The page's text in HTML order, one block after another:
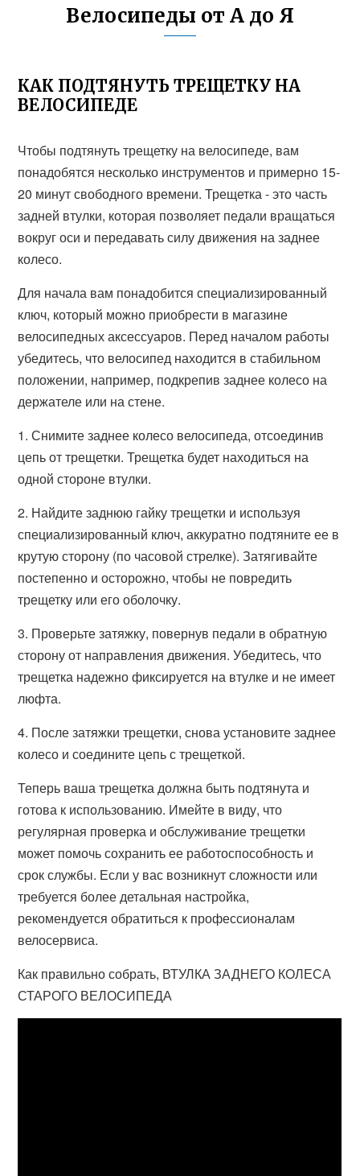
Велосипеды от А до Я
КАК ПОДТЯНУТЬ ТРЕЩЕТКУ НА
ВЕЛОСИПЕДЕ
Чтобы подтянуть трещетку на велосипеде, вам
понадобятся несколько инструментов и примерно 15-
20 минут свободного времени. Трещетка - это часть
задней втулки, которая позволяет педали вращаться
вокруг оси и передавать силу движения на заднее
колесо.
Для начала вам понадобится специализированный
ключ, который можно приобрести в магазине
велосипедных аксессуаров. Перед началом работы
убедитесь, что велосипед находится в стабильном
положении, например, подкрепив заднее колесо на
держателе или на стене.
1. Снимите заднее колесо велосипеда, отсоединив
цепь от трещетки. Трещетка будет находиться на
одной стороне втулки.
2. Найдите заднюю гайку трещетки и используя
специализированный ключ, аккуратно подтяните ее в
крутую сторону (по часовой стрелке). Затягивайте
постепенно и осторожно, чтобы не повредить
трещетку или его оболочку.
3. Проверьте затяжку, повернув педали в обратную
сторону от направления движения. Убедитесь, что
трещетка надежно фиксируется на втулке и не имеет
люфта.
4. После затяжки трещетки, снова установите заднее
колесо и соедините цепь с трещеткой.
Теперь ваша трещетка должна быть подтянута и
готова к использованию. Имейте в виду, что
регулярная проверка и обслуживание трещетки
может помочь сохранить ее работоспособность и
срок службы. Если у вас возникнут сложности или
требуется более детальная настройка,
рекомендуется обратиться к профессионалам
велосервиса.
Как правильно собрать, ВТУЛКА ЗАДНЕГО КОЛЕСА
СТАРОГО ВЕЛОСИПЕДА